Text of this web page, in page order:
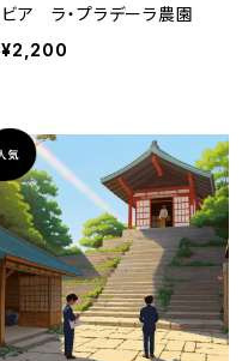
ビア ラ・プラデーラ農園
¥2,200